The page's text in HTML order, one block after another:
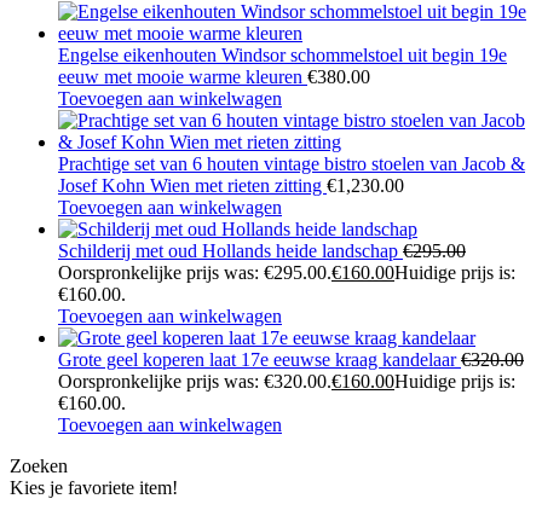
Engelse eikenhouten Windsor schommelstoel uit begin 19e
eeuw met mooie warme kleuren €380.00
Toevoegen aan winkelwagen
Prachtige set van 6 houten vintage bistro stoelen van Jacob &
Josef Kohn Wien met rieten zitting €1,230.00
Toevoegen aan winkelwagen
Schilderij met oud Hollands heide landschap €295.00
Oorspronkelijke prijs was: €295.00.€160.00Huidige prijs is:
€160.00.
Toevoegen aan winkelwagen
Grote geel koperen laat 17e eeuwse kraag kandelaar€320.00
Oorspronkelijke prijs was: €320.00.€160.00Huidige prijs is:
€160.00.
Toevoegen aan winkelwagen
Zoeken
Kies je favoriete item!